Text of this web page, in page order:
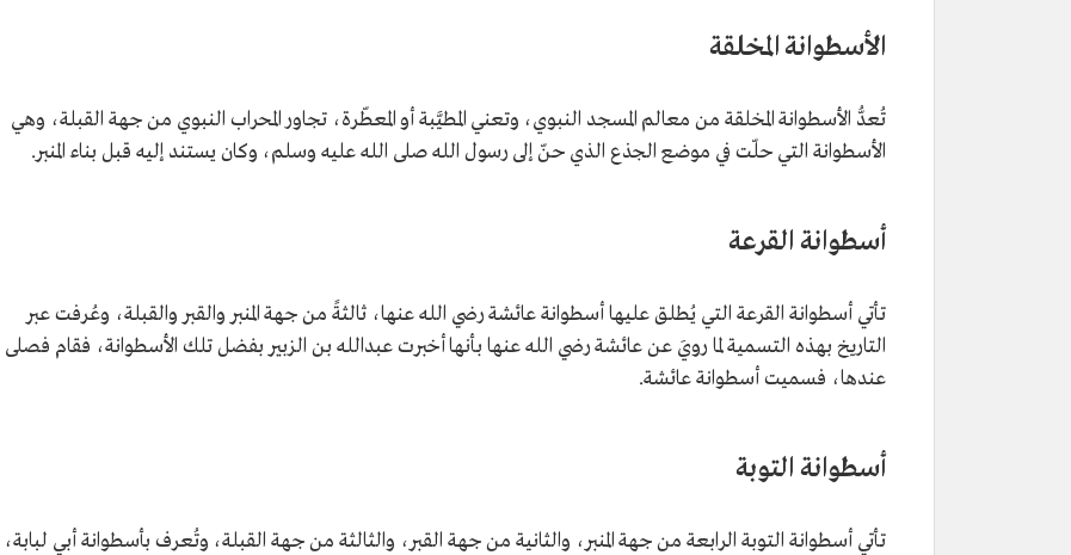
الأسطوانة المخلقة
تُعدُّ الأسطوانة المخلقة من معالم المسجد النبوي، وتعني المطيَّبة أو المعطّرة، تجاور المحراب النبوي من جهة القبلة، وهي
الأسطوانة التي حلّت في موضع الجذع الذي حنّ إلى رسول الله صلى الله عليه وسلم، وكان يستند إليه قبل بناء المنبر.
أسطوانة القرعة
تأتي أسطوانة القرعة التي يُطلق عليها أسطوانة عائشة رضي الله عنها، ثالثةً من جهة المنبر والقبر والقبلة، وعُرفت عبر
التاريخ بهذه التسمية لما رويَ عن عائشة رضي الله عنها بأنها أخبرت عبدالله بن الزبير بفضل تلك الأسطوانة، فقام فصلى
عندها، فسميت أسطوانة عائشة.
أسطوانة التوبة
تأتي أسطوانة التوبة الرابعة من جهة المنبر، والثانية من جهة القبر، والثالثة من جهة القبلة، وتُعرف بأسطوانة أبي لبابة،